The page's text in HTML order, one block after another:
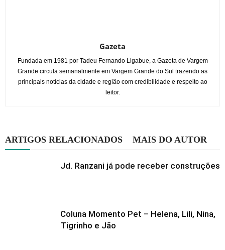
Gazeta
Fundada em 1981 por Tadeu Fernando Ligabue, a Gazeta de Vargem
Grande circula semanalmente em Vargem Grande do Sul trazendo as
principais notícias da cidade e região com credibilidade e respeito ao
leitor.
ARTIGOS RELACIONADOS MAIS DO AUTOR
Jd. Ranzani já pode receber construções
Coluna Momento Pet – Helena, Lili, Nina,
Tigrinho e Jão